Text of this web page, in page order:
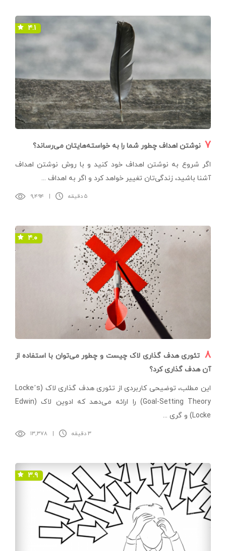
۴.۱
۷ نوشتن اهداف چطور شما را به خواسته‌هایتان می‌رساند؟
اگر شروع به نوشتن اهداف خود کنید و با روش نوشتن اهداف
آشنا باشید، زندگی‌تان تغییر خواهد کرد و اگر به اهداف ...
۹,۴۹۴ | ۵ دقیقه
۴.۰
۸ تئوری هدف گذاری لاک چیست و چطور می‌توان با استفاده از
آن هدف گذاری کرد؟
این مطلب، توضیحی کاربردی از تئوری هدف گذاری لاک (Locke’s
Goal-Setting Theory) را ارائه می‌دهد که ادوین لاک (Edwin
Locke) و گری ...
۱۳,۳۷۸ | ۳ دقیقه
۳.۹